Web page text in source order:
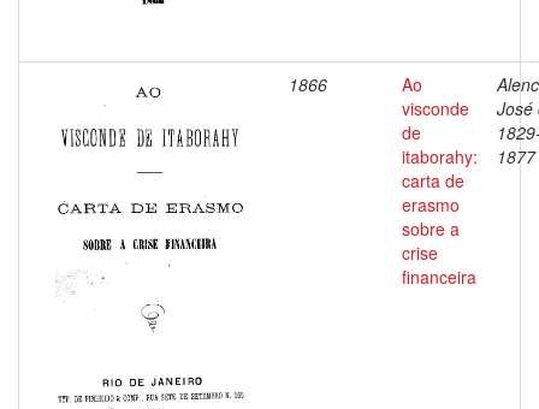
1866
Ao
visconde
de
itaborahy:
carta de
erasmo
sobre a
crise
financeira
José
1877